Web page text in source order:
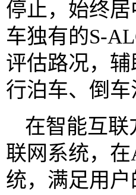
停止，始终
车独有的S-
评估路况，
行泊车、倒
在智能互联
联网系统，
统，满足用